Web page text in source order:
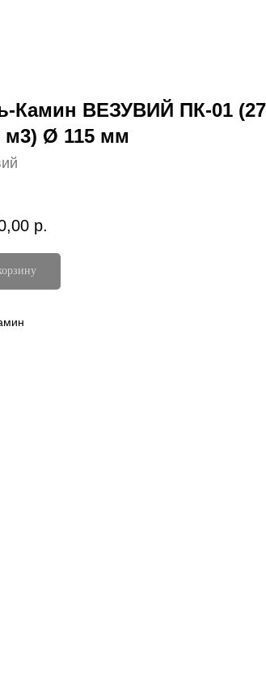
Камин ВЕЗУВИЙ ПК-01
м3) Ø 115 мм
р.